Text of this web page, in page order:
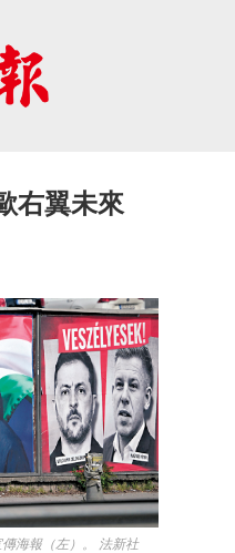
右翼未來
海報（左）。 法新社